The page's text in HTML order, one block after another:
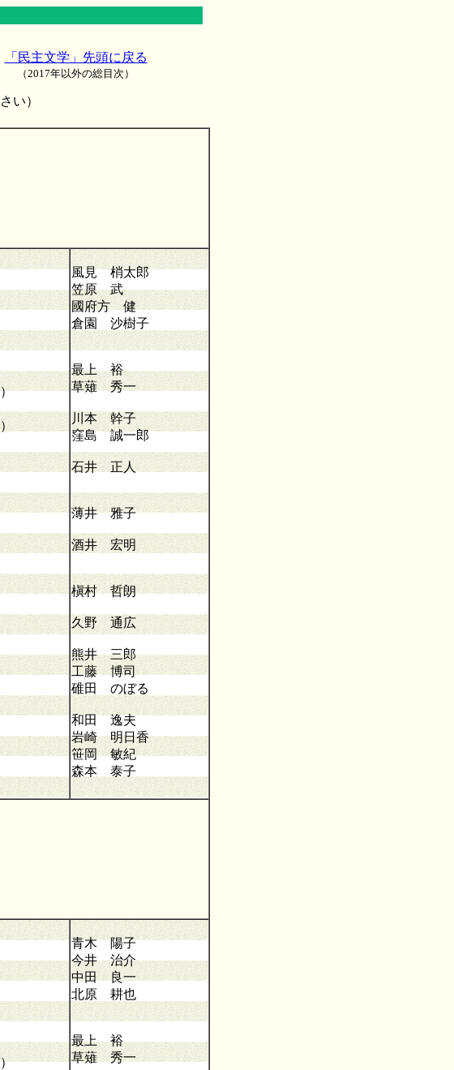
「民主文学」先頭に戻る
（2017年以外の総目次）
い）
風見 梢太郎
笠原 武
國府方 健
倉園 沙樹子
最上 裕
草薙 秀一
川本 幹子
窪島 誠一郎
石井 正人
薄井 雅子
酒井 宏明
槇村 哲朗
久野 通広
熊井 三郎
工藤 博司
碓田 のぼる
和田 逸夫
岩崎 明日香
笹岡 敏紀
森本 泰子
青木 陽子
今井 治介
中田 良一
北原 耕也
最上 裕
草薙 秀一